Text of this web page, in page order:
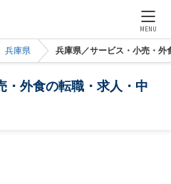
MENU
兵庫県 兵庫県／サービス・小売・外
・外食の転職・求人・中